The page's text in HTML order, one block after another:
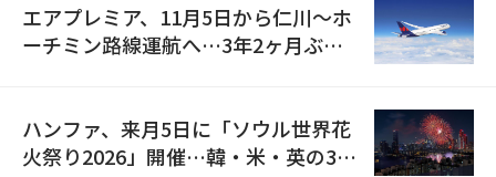
エアプレミア、11月5日から仁川〜ホ
ーチミン路線運航へ…3年2ヶ月ぶり
ハンファ、来月5日に「ソウル世界花
火祭り2026」開催…韓・米・英の3カ